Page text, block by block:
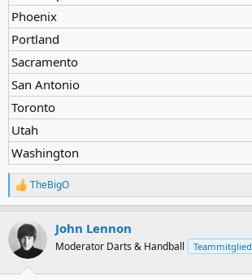
Phoenix
Portland
Sacramento
San Antonio
Toronto
Utah
Washington
R
e
k
i
TheBigO
John Lennon
Moderator Darts & Handball Teammitglied